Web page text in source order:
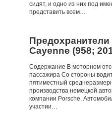
сидят, и одно из них под
представить всем…
Предохранители
Cayenne (958;
Содержание В моторном
пассажира Со стороны
пятиместный
производства немецкой
компании Porsche.
участии…